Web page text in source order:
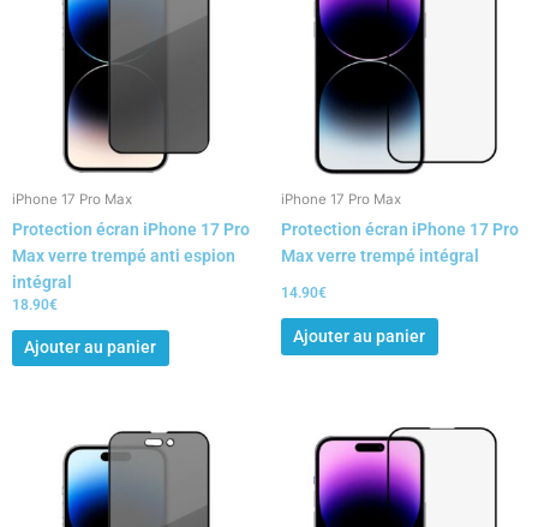
iPhone 17 Pro Max
Protection écran iPhone 17 Pro
Max verre trempé anti espion
intégral
18.90€
Ajouter au panier
iPhone 17 Pro Max
Protection écran iPhone 17 Pro
Max verre trempé intégral
14.90€
Ajouter au panier